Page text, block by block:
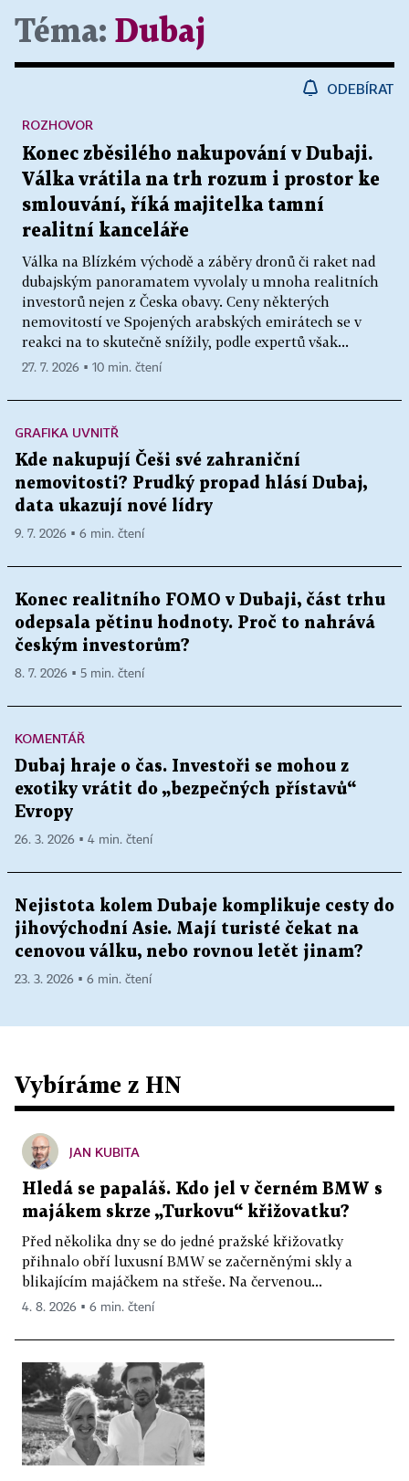
Téma: Dubaj
ODEBÍRAT
Konec zběsilého nakupování v Dubaji.
Válka vrátila na trh rozum i prostor ke
smlouvání, říká majitelka tamní
realitní kanceláře
Válka na Blízkém východě a záběry dronů či raket nad
dubajským panoramatem vyvolaly u mnoha realitních
investorů nejen z Česka obavy. Ceny některých
nemovitostí ve Spojených arabských emirátech se v
reakci na to skutečně snížily, podle expertů však...
ROZHOVOR
27. 7. 2026 ▪ 10 min. čtení
GRAFIKA UVNITŘ
Kde nakupují Češi své zahraniční
nemovitosti? Prudký propad hlásí Dubaj,
data ukazují nové lídry
9. 7. 2026 ▪ 6 min. čtení
Konec realitního FOMO v Dubaji, část trhu
odepsala pětinu hodnoty. Proč to nahrává
českým investorům?
8. 7. 2026 ▪ 5 min. čtení
KOMENTÁŘ
Dubaj hraje o čas. Investoři se mohou z
exotiky vrátit do „bezpečných přístavů“
Evropy
26. 3. 2026 ▪ 4 min. čtení
Nejistota kolem Dubaje komplikuje cesty do
jihovýchodní Asie. Mají turisté čekat na
cenovou válku, nebo rovnou letět jinam?
23. 3. 2026 ▪ 6 min. čtení
Vybíráme z HN
JAN KUBITA
Hledá se papaláš. Kdo jel v černém BMW s
majákem skrze „Turkovu“ křižovatku?
Před několika dny se do jedné pražské křižovatky
přihnalo obří luxusní BMW se začerněnými skly a
blikajícím majáčkem na střeše. Na červenou...
4. 8. 2026 ▪ 6 min. čtení